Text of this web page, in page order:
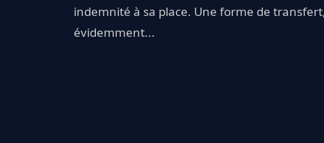
indemnité à sa place. Une forme de
évidemment...